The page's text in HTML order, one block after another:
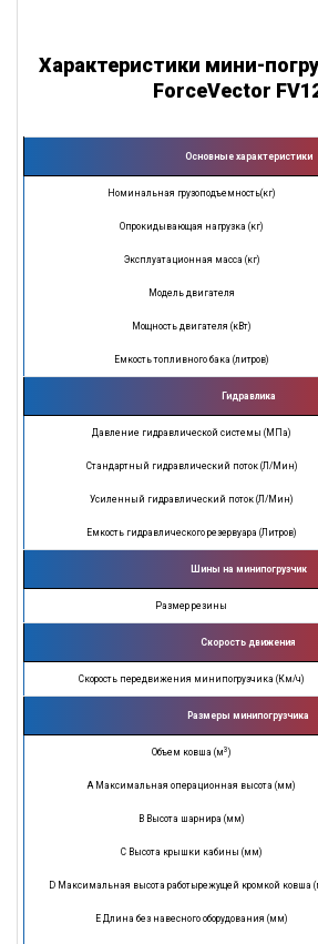
Характеристики мини-
ForceVector
Основные характеристики
Номинальная грузоподъемность(кг)
Опрокидывающая нагрузка (кг)
Эксплуатационная масса (кг)
Модель двигателя
Мощность двигателя (кВт)
Емкость топливного бака (литров)
Гидравлика
Давление гидравлической системы (МПа)
Стандартный гидравлический поток (Л/Мин)
Усиленный гидравлический поток (Л/Мин)
Емкость гидравлического резервуара (Литров)
Шины на минипогрузчик
Размер резины
Скорость движения
Скорость передвижения минипогрузчика (Км/ч)
Размеры минипогрузчика
Объем ковша (м3)
A Максимальная операционная высота (мм)
B Высота шарнира (мм)
C Высота крышки кабины (мм)
D Максимальная высота работырежущей кромкой ковша
E Длина без навесного оборудования (мм)